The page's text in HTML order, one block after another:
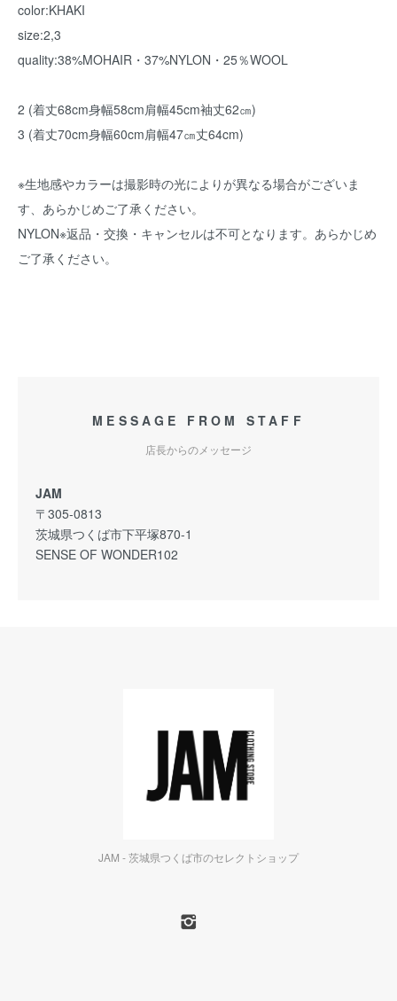
color:KHAKI
size:2,3
quality:38%MOHAIR・37%NYLON・25％WOOL
2 (着丈68cm身幅58cm肩幅45cm袖丈62㎝)
3 (着丈70cm身幅60cm肩幅47㎝丈64cm)
※生地感やカラーは撮影時の光によりが異なる場合がございま
す、あらかじめご了承ください。
NYLON※返品・交換・キャンセルは不可となります。あらかじめ
ご了承ください。
MESSAGE FROM STAFF
店長からのメッセージ
JAM
〒305-0813
茨城県つくば市下平塚870-1
SENSE OF WONDER102
JAM - 茨城県つくば市のセレクトショップ